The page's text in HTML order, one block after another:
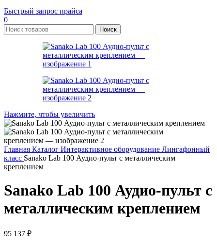
Быстрый запрос прайса
0
Поиск
Нажмите, чтобы увеличить
Главная Каталог Интерактивное оборудование Лингафонный
класс Sanako Lab 100 Аудио-пульт с металлическим
креплением
Sanako Lab 100 Аудио-пульт с
металлическим креплением
95 137 ₽